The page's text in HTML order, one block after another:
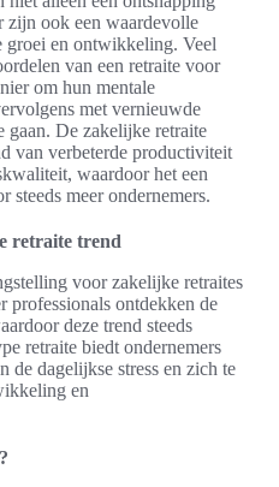
zijn ook een waardevolle
groei en ontwikkeling. Veel
van een retraite voor
om hun mentale
met vernieuwde
gaan. De zakelijke retraite
van verbeterde productiviteit
waardoor het een
meer ondernemers.
retraite trend
voor zakelijke retraites
professionals ontdekken de
deze trend steeds
retraite biedt ondernemers
de dagelijkse stress en zich te
en